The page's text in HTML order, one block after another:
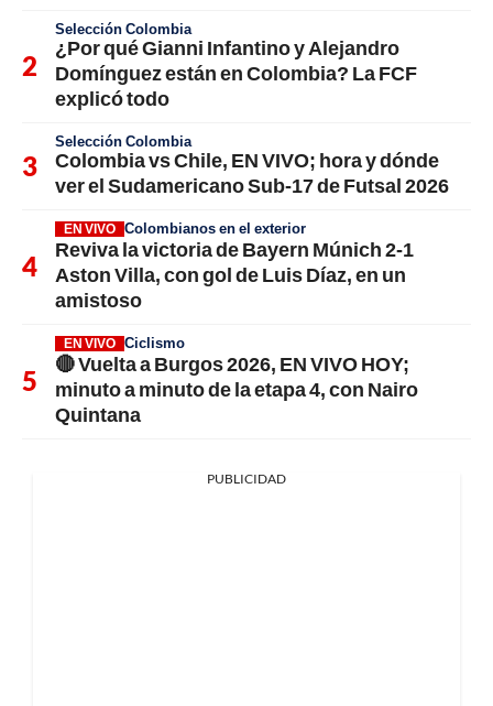
Selección Colombia
¿Por qué Gianni Infantino y Alejandro
Domínguez están en Colombia? La FCF
explicó todo
Selección Colombia
Colombia vs Chile, EN VIVO; hora y dónde
ver el Sudamericano Sub-17 de Futsal 2026
EN VIVO Colombianos en el exterior
Reviva la victoria de Bayern Múnich 2-1
Aston Villa, con gol de Luis Díaz, en un
amistoso
EN VIVO Ciclismo
🔴 Vuelta a Burgos 2026, EN VIVO HOY;
minuto a minuto de la etapa 4, con Nairo
Quintana
PUBLICIDAD